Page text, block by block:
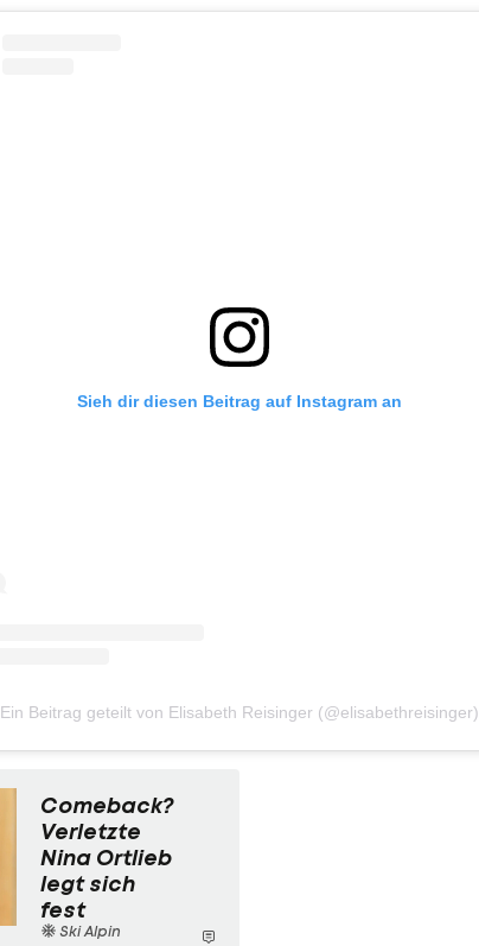
Sieh dir diesen Beitrag auf Instagram an
Ein Beitrag geteilt von Elisabeth Reisinger (@elisabethreisinger)
Comeback?
Verletzte
Nina Ortlieb
legt sich
fest
Ski Alpin